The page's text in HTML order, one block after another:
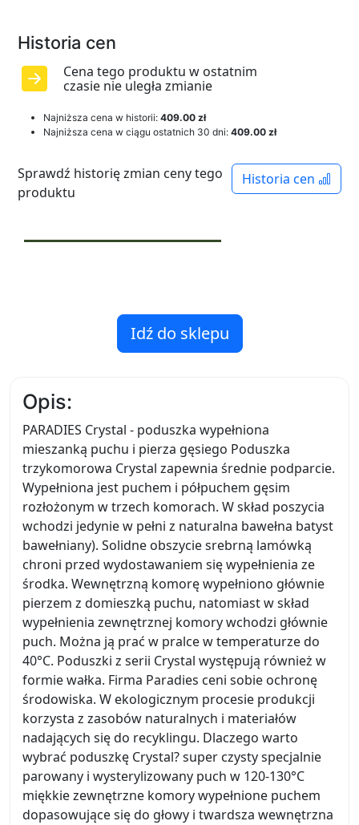
Historia cen
Cena tego produktu w ostatnim
czasie nie uległa zmianie
Najniższa cena w historii: 409.00 zł
Najniższa cena w ciągu ostatnich 30 dni: 409.00 zł
Historia cen
Sprawdź historię zmian ceny tego
produktu
Idź do sklepu
Opis:
PARADIES Crystal - poduszka wypełniona
mieszanką puchu i pierza gęsiego Poduszka
trzykomorowa Crystal zapewnia średnie podparcie.
Wypełniona jest puchem i półpuchem gęsim
rozłożonym w trzech komorach. W skład poszycia
wchodzi jedynie w pełni z naturalna bawełna batyst
bawełniany). Solidne obszycie srebrną lamówką
chroni przed wydostawaniem się wypełnienia ze
środka. Wewnętrzną komorę wypełniono głównie
pierzem z domieszką puchu, natomiast w skład
wypełnienia zewnętrznej komory wchodzi głównie
puch. Można ją prać w pralce w temperaturze do
40°C. Poduszki z serii Crystal występują również w
formie wałka. Firma Paradies ceni sobie ochronę
środowiska. W ekologicznym procesie produkcji
korzysta z zasobów naturalnych i materiałów
nadających się do recyklingu. Dlaczego warto
wybrać poduszkę Crystal? super czysty specjalnie
parowany i wysterylizowany puch w 120-130°C
miękkie zewnętrzne komory wypełnione puchem
dopasowujące się do głowy i twardsza wewnętrzna